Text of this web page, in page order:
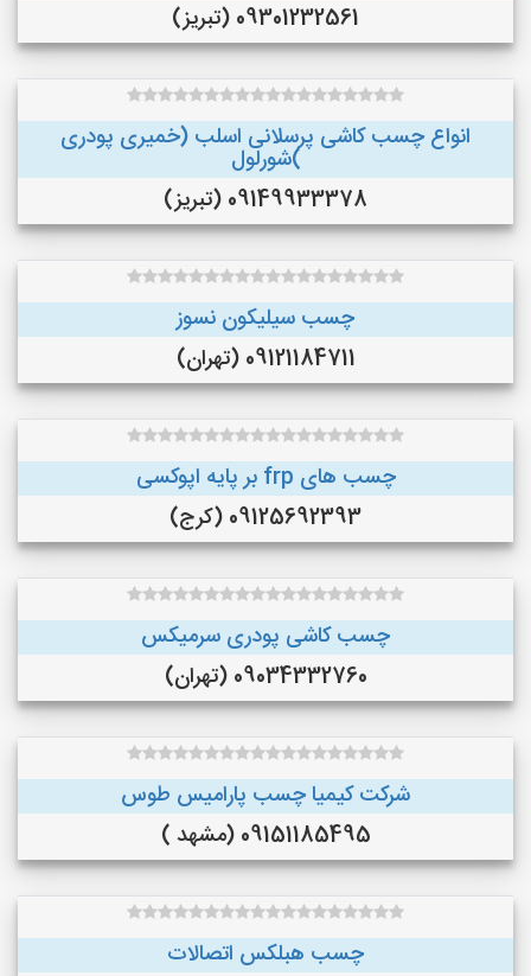
09301232561 (تبریز)
انواع چسب کاشی پرسلانی اسلب (خمیری پودری
)شورلول
09149933378 (تبریز)
چسب سیلیکون نسوز
09121184711 (تهران)
چسب های frp بر پایه اپوکسی
09125692393 (کرج)
چسب کاشی پودری سرمیکس
09034332760 (تهران)
شرکت کیمیا چسب پارامیس طوس
09151185495 (مشهد )
چسب هبلکس اتصالات